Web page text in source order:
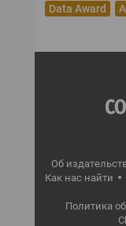
Data Award
Об
Как нас найти
Политика